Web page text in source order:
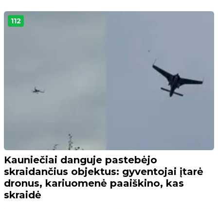
112
Kauniečiai danguje pastebėjo
skraidančius objektus: gyventojai įtarė
dronus, kariuomenė paaiškino, kas
skraidė